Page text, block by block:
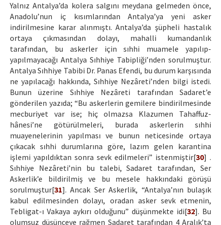
Yalnız Antalya’da kolera salgını meydana gelmeden önce,
Anadolu’nun iç kısımlarından Antalya’ya yeni asker
indirilmesine karar alınmıştı. Antalya’da şüpheli hastalık
ortaya çıkmasından dolayı, mahalli kumandanlık
tarafından, bu askerler için sıhhi muamele yapılıp-
yapılmayacağı Antalya Sıhhiye Tabipliği’nden sorulmuştur.
Antalya Sıhhiye Tabibi Dr. Panas Efendi, bu durum karşısında
ne yapılacağı hakkında, Sıhhiye Nezâreti’nden bilgi istedi.
Bunun üzerine Sıhhiye Nezâreti tarafından Sadaret’e
gönderilen yazıda; “Bu askerlerin gemilere bindirilmesinde
mecburiyet var ise; hiç olmazsa Klazumen Tahaffuz-
hânesi’ne götürülmeleri, burada askerlerin sıhhi
muayenelerinin yapılması ve bunun neticesinde ortaya
çıkacak sıhhi durumlarına göre, lazım gelen karantina
işlemi yapıldıktan sonra sevk edilmeleri” istenmiştir[30] .
Sıhhiye Nezâreti’nin bu talebi, Sadaret tarafından, Ser
Askerlik’e bildirilmiş ve bu mesele hakkındaki görüşü
sorulmuştur[31]. Ancak Ser Askerlik, “Antalya’nın bulaşık
kabul edilmesinden dolayı, oradan asker sevk etmenin,
Tebligat-ı Vakaya aykırı olduğunu” düşünmekte idi[32]. Bu
olumsuz düşünceye rağmen Sadaret tarafından 4 Aralık’ta